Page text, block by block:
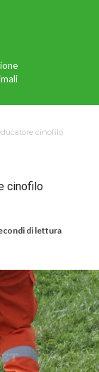
cinofilo
cinofilo
di lettura